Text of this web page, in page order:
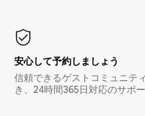
安心して予約しましょう
信頼できるゲストコミュニテ
き、24時間365日対応のサポ